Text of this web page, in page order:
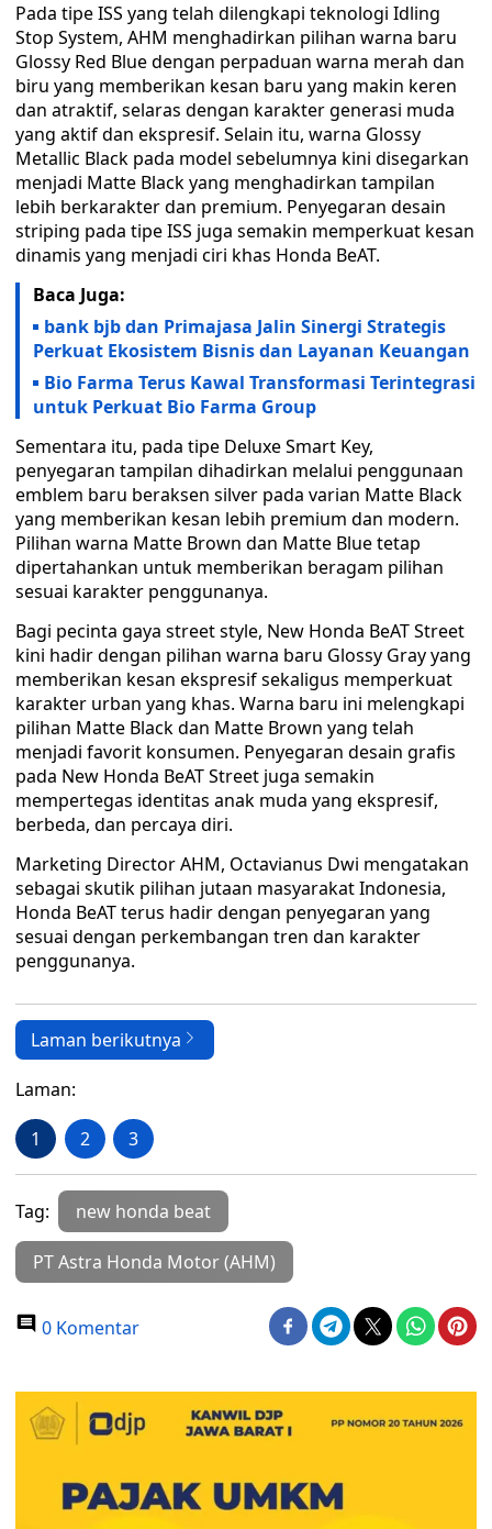
Pada tipe ISS yang telah dilengkapi teknologi Idling
Stop System, AHM menghadirkan pilihan warna baru
Glossy Red Blue dengan perpaduan warna merah dan
biru yang memberikan kesan baru yang makin keren
dan atraktif, selaras dengan karakter generasi muda
yang aktif dan ekspresif. Selain itu, warna Glossy
Metallic Black pada model sebelumnya kini disegarkan
menjadi Matte Black yang menghadirkan tampilan
lebih berkarakter dan premium. Penyegaran desain
striping pada tipe ISS juga semakin memperkuat kesan
dinamis yang menjadi ciri khas Honda BeAT.
Baca Juga:
bank bjb dan Primajasa Jalin Sinergi Strategis
Perkuat Ekosistem Bisnis dan Layanan Keuangan
Bio Farma Terus Kawal Transformasi Terintegrasi
untuk Perkuat Bio Farma Group
Sementara itu, pada tipe Deluxe Smart Key,
penyegaran tampilan dihadirkan melalui penggunaan
emblem baru beraksen silver pada varian Matte Black
yang memberikan kesan lebih premium dan modern.
Pilihan warna Matte Brown dan Matte Blue tetap
dipertahankan untuk memberikan beragam pilihan
sesuai karakter penggunanya.
Bagi pecinta gaya street style, New Honda BeAT Street
kini hadir dengan pilihan warna baru Glossy Gray yang
memberikan kesan ekspresif sekaligus memperkuat
karakter urban yang khas. Warna baru ini melengkapi
pilihan Matte Black dan Matte Brown yang telah
menjadi favorit konsumen. Penyegaran desain grafis
pada New Honda BeAT Street juga semakin
mempertegas identitas anak muda yang ekspresif,
berbeda, dan percaya diri.
Marketing Director AHM, Octavianus Dwi mengatakan
sebagai skutik pilihan jutaan masyarakat Indonesia,
Honda BeAT terus hadir dengan penyegaran yang
sesuai dengan perkembangan tren dan karakter
penggunanya.
Laman berikutnya
Laman:
1 2 3
Tag: new honda beat
PT Astra Honda Motor (AHM)
0 Komentar